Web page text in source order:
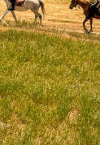
Précédent